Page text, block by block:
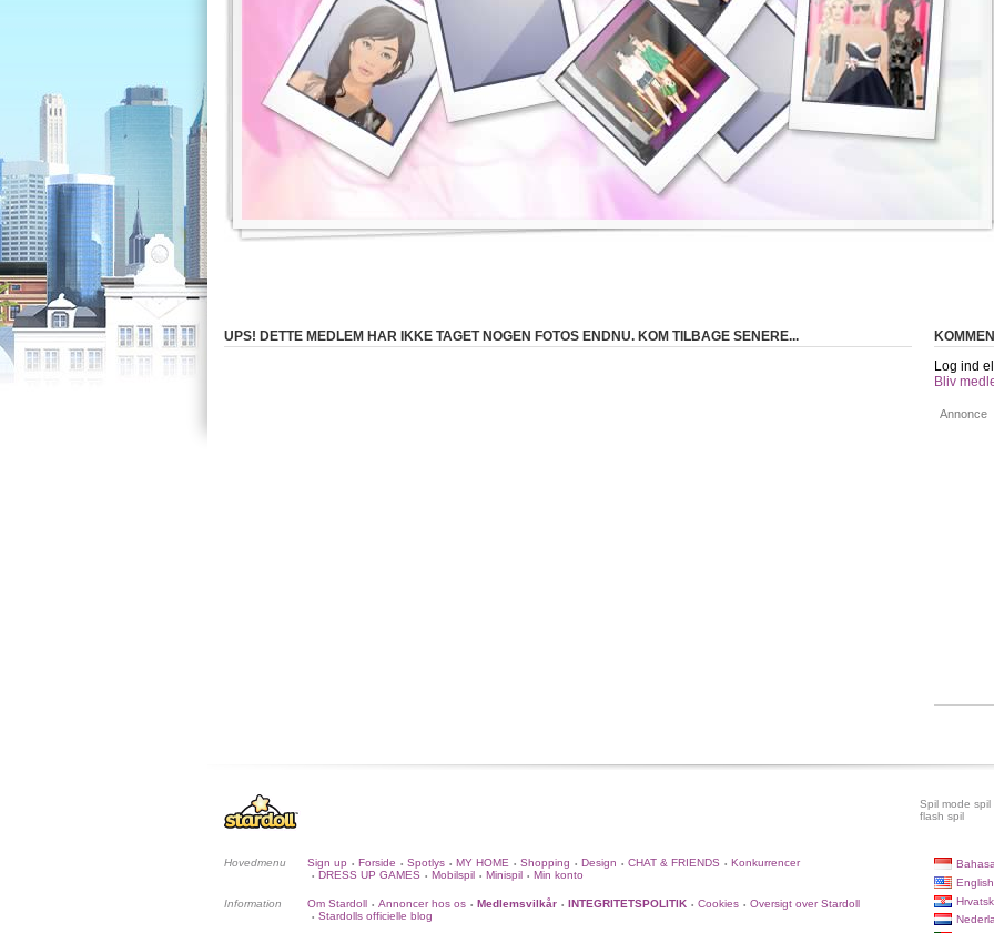
UPS! DETTE MEDLEM HAR IKKE TAGET NOGEN FOTOS ENDNU. KOM TILBAGE SENERE...
Log ind
Bliv
Annonce
Spil mode
flash spil
Hovedmenu Sign up • Forside • Spotlys • MY HOME • Shopping • Design • CHAT & FRIENDS • Konkurrencer
• DRESS UP GAMES • Mobilspil • Minispil • Min konto
Information Om Stardoll • Annoncer hos os • Medlemsvilkår • INTEGRITETSPOLITIK • Cookies • Oversigt over Stardoll
• Stardolls officielle blog
English